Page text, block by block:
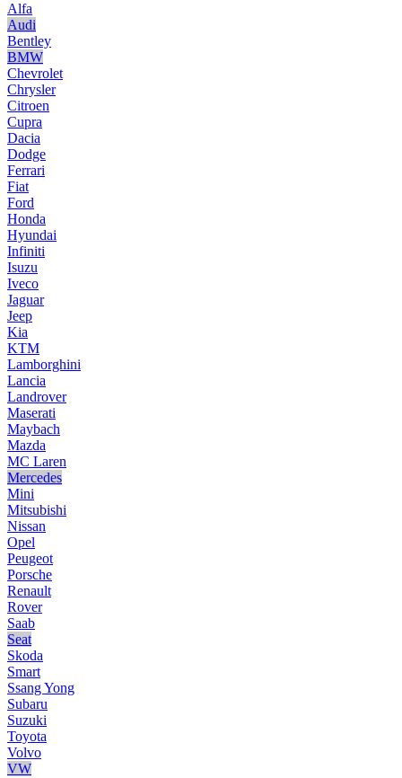
Alfa
Audi
Bentley
BMW
Chevrolet
Chrysler
Citroen
Cupra
Dacia
Dodge
Ferrari
Fiat
Ford
Honda
Hyundai
Infiniti
Isuzu
Iveco
Jaguar
Jeep
Kia
KTM
Lamborghini
Lancia
Landrover
Maserati
Maybach
Mazda
MC Laren
Mercedes
Mini
Mitsubishi
Nissan
Opel
Peugeot
Porsche
Renault
Rover
Saab
Seat
Skoda
Smart
Ssang Yong
Subaru
Suzuki
Toyota
Volvo
VW